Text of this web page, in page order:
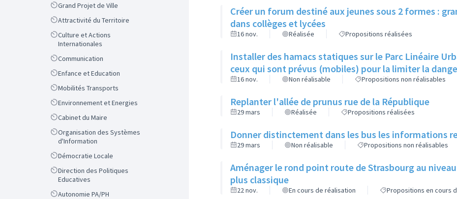
ScopeGrand Projet de Ville
ScopeAttractivité du Territoire
Scope
Culture et Actions
Internationales
ScopeCommunication
ScopeEnfance et Education
ScopeMobilités Transports
ScopeEnvironnement et Energies
ScopeCabinet du Maire
Scope
Organisation des Systèmes
d'Information
ScopeDémocratie Locale
Scope
Direction des Politiques
Educatives
ScopeAutonomie PA/PH
Créer un forum destiné aux jeunes sous 2 formes :
dans collèges et lycées
16 nov. Réalisée Propositions réalisées
Installer des hamacs statiques sur le Parc Linéaire
ceux qui sont prévus (mobiles) pour la limiter la
16 nov. Non réalisable Propositions non réalisables
Replanter l'allée de prunus rue de la République
29 mars Réalisée Propositions réalisées
Donner distinctement dans les bus les informations
29 mars Non réalisable Propositions non réalisables
Aménager le rond point route de Strasbourg au
plus classique
22 nov. En cours de réalisation Propositions en cours